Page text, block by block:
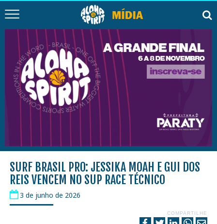
SURF BRASIL PRO: JESSIKA MOAH E GUI DOS
REIS VENCEM NO SUP RACE TÉCNICO
3 de junho de 2026
COMPARTILHE